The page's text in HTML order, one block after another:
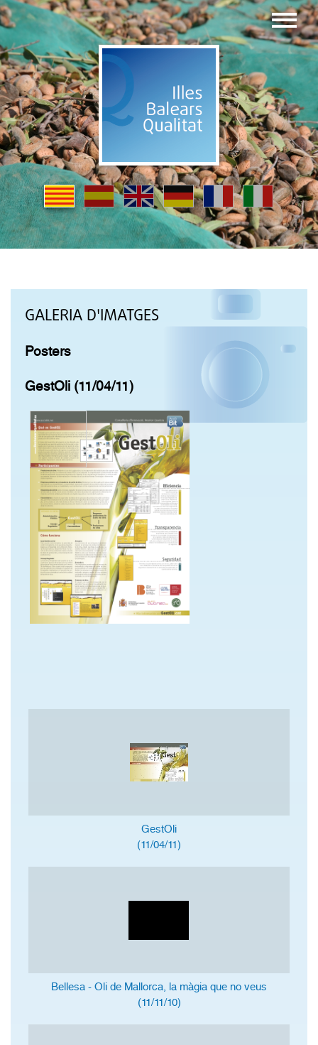
GALERIA D'IMATGES
Posters
GestOli (11/04/11)
GestOli
(11/04/11)
Bellesa - Oli de Mallorca, la màgia que no veus
(11/11/10)